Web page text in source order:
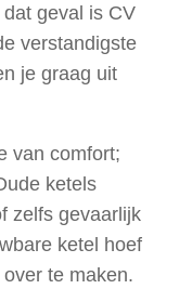
geval is CV
verstandigste
je graag uit
van comfort;
ketels
zelfs gevaarlijk
ketel hoef
te maken.